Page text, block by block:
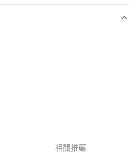
相關推薦